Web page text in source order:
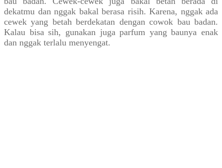
dekatmu dan nggak bakal berasa risih. Karena, nggak ada
cewek yang betah berdekatan dengan cowok bau badan.
Kalau bisa sih, gunakan juga parfum yang baunya enak
dan nggak terlalu menyengat.